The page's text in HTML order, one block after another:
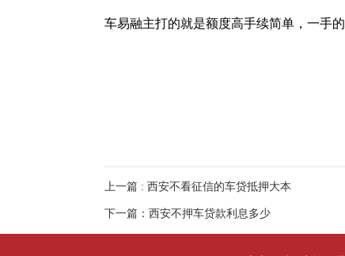
车易融主打的就是额度高手续简单，一手
上一篇 : 西安不看征信的车贷抵押大本
下一篇：西安不押车贷款利息多少